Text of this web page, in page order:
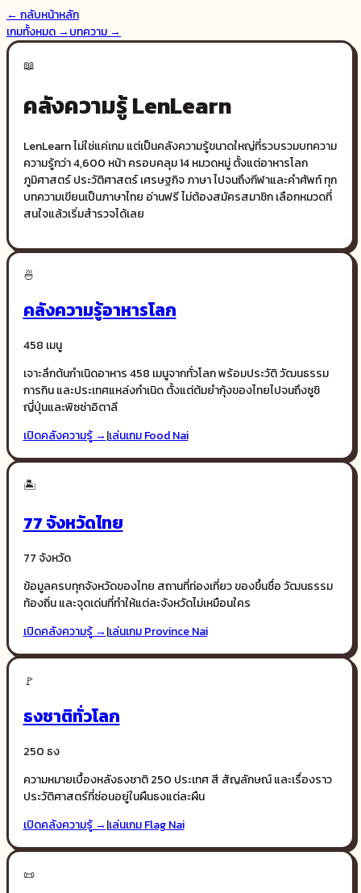
← กลับหน้าหลัก
เกมทั้งหมด →บทความ →
📖
คลังความรู้LenLearn
LenLearn ไม่ใช่แค่เกม แต่เป็นคลังความรู้ขนาดใหญ่ที่รวบรวมบทความ
ความรู้กว่า 4,600 หน้า ครอบคลุม 14 หมวดหมู่ ตั้งแต่อาหารโลก
ภูมิศาสตร์ ประวัติศาสตร์ เศรษฐกิจ ภาษา ไปจนถึงกีฬาและคำศัพท์ ทุก
บทความเขียนเป็นภาษาไทย อ่านฟรี ไม่ต้องสมัครสมาชิก เลือกหมวดที่
สนใจแล้วเริ่มสำรวจได้เลย
🍜
คลังความรู้อาหารโลก
458 เมนู
เจาะลึกต้นกำเนิดอาหาร 458 เมนูจากทั่วโลก พร้อมประวัติ วัฒนธรรม
การกิน และประเทศแหล่งกำเนิด ตั้งแต่ต้มยำกุ้งของไทยไปจนถึงซูชิ
ญี่ปุ่นและพิซซ่าอิตาลี
เปิดคลังความรู้ →|เล่นเกมFood Nai
🏝️
77 จังหวัดไทย
77 จังหวัด
ข้อมูลครบทุกจังหวัดของไทย สถานที่ท่องเที่ยว ของขึ้นชื่อ วัฒนธรรม
ท้องถิ่น และจุดเด่นที่ทำให้แต่ละจังหวัดไม่เหมือนใคร
เปิดคลังความรู้ →|เล่นเกมProvince Nai
🚩
ธงชาติทั่วโลก
250 ธง
ความหมายเบื้องหลังธงชาติ 250 ประเทศ สี สัญลักษณ์ และเรื่องราว
ประวัติศาสตร์ที่ซ่อนอยู่ในผืนธงแต่ละผืน
เปิดคลังความรู้ →|เล่นเกมFlag Nai
📜